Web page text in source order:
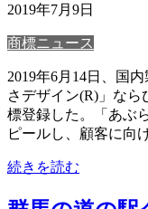
2019年7月9日
商標ニュース
2019年6月14日、国
さデザイン(R)」な
標登録した。「あぶ
ピールし、顧客に向
続きを読む